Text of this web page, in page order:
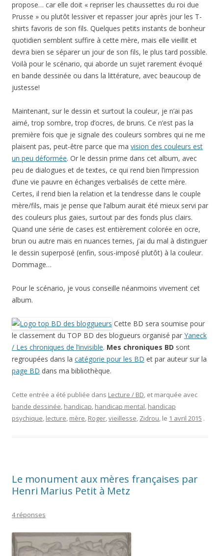
propose… car elle doit « repriser les chaussettes du roi due
Prusse » ou plutôt lessiver et repasser jour après jour les T-
shirts favoris de son fils. Quelques petits instants de bonheur
quotidien semblent suffire à cette mère, mais elle vieillit et
devra bien se séparer un jour de son fils, le plus tard possible.
Voilà pour le scénario, qui aborde un sujet rarement évoqué
en bande dessinée ou dans la littérature, avec beaucoup de
justesse!
Maintenant, sur le dessin et surtout la couleur, je n’ai pas
aimé, trop sombre, trop d’ocres, de bruns. Ce n’est pas la
première fois que je signale des couleurs sombres qui ne me
plaisent pas, peut-être parce que ma vision des couleurs est
un peu déformée. Or le dessin prime dans cet album, avec
peu de dialogues et de textes, ce qui rend bien l’impression
d’une vie pauvre en échanges verbalisés de cette mère.
Certes, il rend bien la relation et la tendresse dans le couple
mère/fils, mais je pense que l’album aurait été mieux servi par
des couleurs plus gaies, surtout par des fonds plus clairs.
Quand une série de cases est entièrement colorée en ocre,
brun ou autre mais en nuances ternes, j’ai du mal à distinguer
le dessin superposé (enfin, sous-imposé plutôt) à la couleur.
Dommage…
Pour le scénario, je vous conseille néanmoins vivement cet
album.
Cette BD sera soumise pour
le classement du TOP BD des blogueurs organisé par Yaneck
/ Les chroniques de l’invisible. Mes chroniques BD sont
regroupées dans la catégorie pour les BD et par auteur sur la
page BD dans ma bibliothèque.
Cette entrée a été publiée dans Lecture / BD, et marquée avec
bande dessinée, handicap, handicap mental, handicap
psychique, lecture, mère, Roger,vieillesse, Zidrou, le 1 avril 2015 .
Le monument aux mères françaises par
Henri Marius Petit à Metz
4 réponses